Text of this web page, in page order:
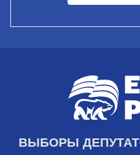
ВЫБОРЫ